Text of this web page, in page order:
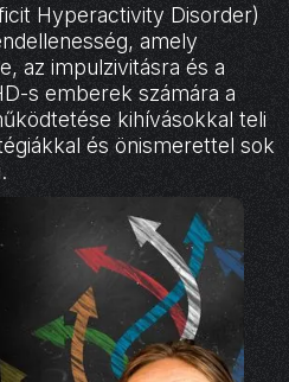
Hyperactivity Disorder)
amely
az impulzivitásra és a
s emberek számára a
kihívásokkal teli
és önismerettel sok